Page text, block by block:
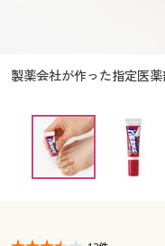
大きいサイズ 事務・制服
カタログ・チラシか
デジタルカタログ
カタログ無料プレゼ
カタログ・チラシか
カタログ無料プレゼ
会員メニュー
製薬会社が作った指定医